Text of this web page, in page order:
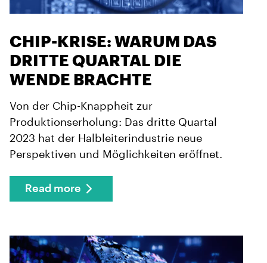
CHIP-KRISE: WARUM DAS
DRITTE QUARTAL DIE
WENDE BRACHTE
Von der Chip-Knappheit zur
Produktionserholung: Das dritte Quartal
2023 hat der Halbleiterindustrie neue
Perspektiven und Möglichkeiten eröffnet.
Read more